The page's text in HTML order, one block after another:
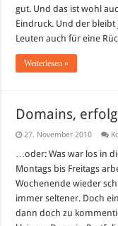
gut. Und das ist wohl
Eindruck. Und der
Leuten auch für eine
Weiterlesen »
Domains,
27. November 2010
…oder: Was war los in
Montags bis Freitags
Wochenende wieder
immer seltener. Doch
dann doch zu